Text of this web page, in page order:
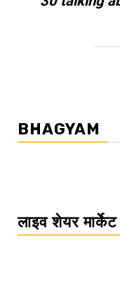
BHAGYAM
लाइव शेयर मार्केट